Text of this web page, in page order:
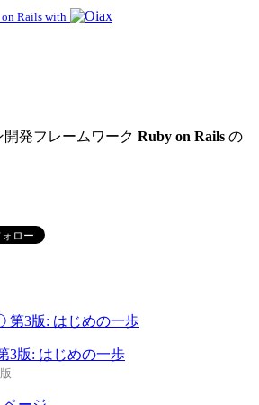
Rails with
発フレームワーク Ruby on Rails の
3版: はじめの一歩